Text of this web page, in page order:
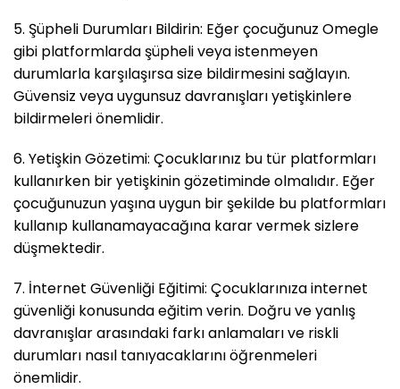
5. Şüpheli Durumları Bildirin: Eğer çocuğunuz Omegle
gibi platformlarda şüpheli veya istenmeyen
durumlarla karşılaşırsa size bildirmesini sağlayın.
Güvensiz veya uygunsuz davranışları yetişkinlere
bildirmeleri önemlidir.
6. Yetişkin Gözetimi: Çocuklarınız bu tür platformları
kullanırken bir yetişkinin gözetiminde olmalıdır. Eğer
çocuğunuzun yaşına uygun bir şekilde bu platformları
kullanıp kullanamayacağına karar vermek sizlere
düşmektedir.
7. İnternet Güvenliği Eğitimi: Çocuklarınıza internet
güvenliği konusunda eğitim verin. Doğru ve yanlış
davranışlar arasındaki farkı anlamaları ve riskli
durumları nasıl tanıyacaklarını öğrenmeleri
önemlidir.